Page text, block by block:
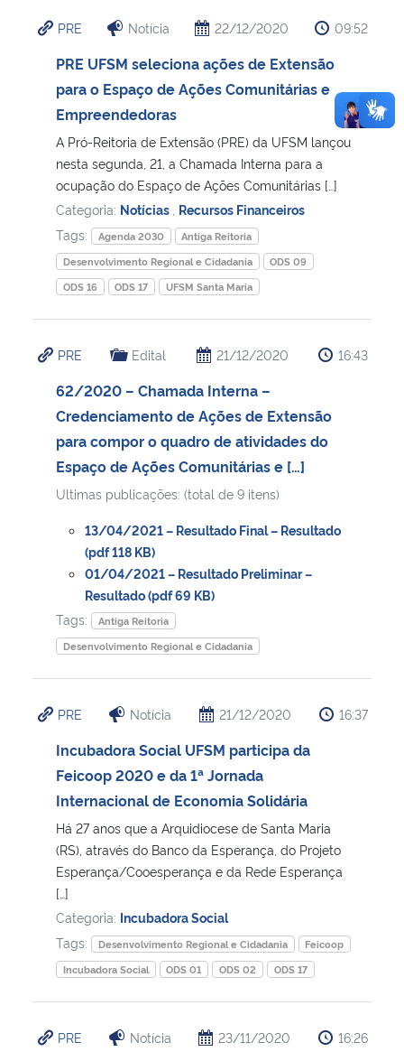
PRE Notícia 22/12/2020 09:52
PRE UFSM seleciona ações de Extensão
para o Espaço de Ações Comunitárias e
Empreendedoras
A Pró-Reitoria de Extensão (PRE) da UFSM lançou
nesta segunda, 21, a Chamada Interna para a
ocupação do Espaço de Ações Comunitárias […]
Categoria: Notícias Recursos Financeiros
Tags:
Agenda 2030
Antiga Reitoria
Desenvolvimento Regional e Cidadania
ODS 09
ODS 16
ODS 17 UFSM Santa Maria
PRE Edital 21/12/2020 16:43
62/2020 – Chamada Interna –
Credenciamento de Ações de Extensão
para compor o quadro de atividades do
Espaço de Ações Comunitárias e […]
Ultimas publicações: (total de 9 itens)
13/04/2021 – Resultado Final – Resultado
(pdf 118 KB)
01/04/2021 – Resultado Preliminar –
Resultado (pdf 69 KB)
Tags:
Antiga Reitoria
Desenvolvimento Regional e Cidadania
PRE Notícia 21/12/2020 16:37
Incubadora Social UFSM participa da
Feicoop 2020 e da 1ª Jornada
Internacional de Economia Solidária
Há 27 anos que a Arquidiocese de Santa Maria
(RS), através do Banco da Esperança, do Projeto
Esperança/Cooesperança e da Rede Esperança
[…]
Categoria: Incubadora Social
Tags:
Desenvolvimento Regional e Cidadania
Feicoop
Incubadora Social
ODS 01 ODS 02 ODS 17
PRE Notícia 23/11/2020 16:26